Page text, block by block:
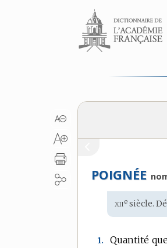
Aller au contenu
POIGNÉE
Étymologie
:
xiie siècle.
1. Quantité